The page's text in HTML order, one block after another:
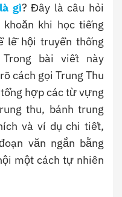
gì? Đây là câu hỏi
khi học tiếng
lễ hội truyền thống
bài viết này
cách gọi Trung Thu
hợp các từ vựng
thu, bánh trung
và ví dụ chi tiết,
văn ngắn bằng
một cách tự nhiên